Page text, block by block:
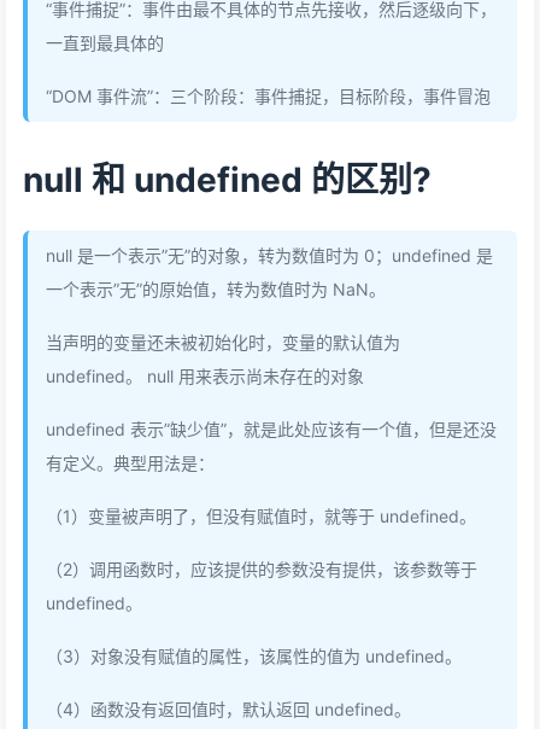
“事件捕捉”：事件由最不具体的节点先接收，然后逐级向下，
一直到最具体的
“DOM 事件流”：三个阶段：事件捕捉，目标阶段，事件冒泡
null 和 undefined 的区别?
null 是一个表示”无”的对象，转为数值时为 0；undefined 是
一个表示”无”的原始值，转为数值时为 NaN。
当声明的变量还未被初始化时，变量的默认值为
undefined。 null 用来表示尚未存在的对象
undefined 表示”缺少值”，就是此处应该有一个值，但是还没
有定义。典型用法是：
（1）变量被声明了，但没有赋值时，就等于 undefined。
（2）调用函数时，应该提供的参数没有提供，该参数等于
undefined。
（3）对象没有赋值的属性，该属性的值为 undefined。
（4）函数没有返回值时，默认返回 undefined。